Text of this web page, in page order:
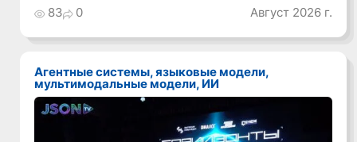
Как сохранять
уверенный курс
среде»
83 0 Август 2026 г.
Агентные системы, языковые модели,
мультимодальные модели, ИИ